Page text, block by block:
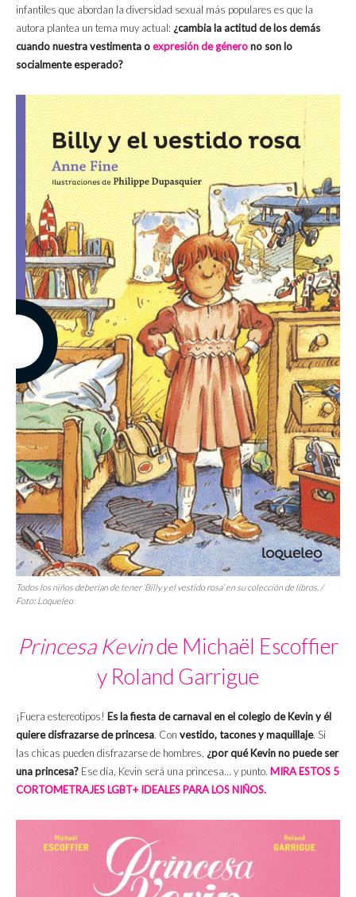
infantiles que abordan la diversidad sexual más populares es que la
autora plantea un tema muy actual: ¿cambia la actitud de los demás
cuando nuestra vestimenta oexpresión de génerono son lo
socialmente esperado?
Todos los niños deberían de tener ‘Billy y el vestido rosa‘ en su colección de libros. /
Foto: Loqueleo
Princesa Kevinde Michaël Escoffier
y Roland Garrigue
¡Fuera estereotipos! Es la fiesta de carnaval en el colegio de Kevin y él
quiere disfrazarse de princesa. Con vestido, tacones y maquillaje. Si
las chicas pueden disfrazarse de hombres, ¿por qué Kevin no puede ser
una princesa? Ese día, Kevin será una princesa… y punto. MIRA ESTOS 5
CORTOMETRAJES LGBT+ IDEALES PARA LOS NIÑOS.